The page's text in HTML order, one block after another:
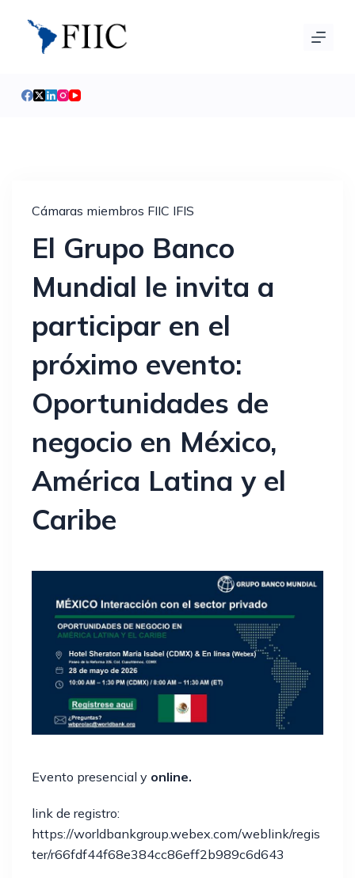
a
Cámaras miembros FIIC IFIS
El Grupo Banco
Mundial le invita a
participar en el
próximo evento:
Oportunidades de
negocio en México,
América Latina y el
Caribe
Evento presencial y online.
link de registro:
https://worldbankgroup.webex.com/weblink/regis
ter/r66fdf44f68e384cc86eff2b989c6d643